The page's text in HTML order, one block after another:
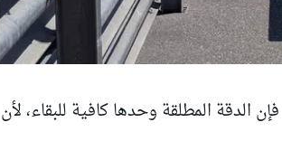
الدقة المطلقة وحدها كافية للبقاء، لأن